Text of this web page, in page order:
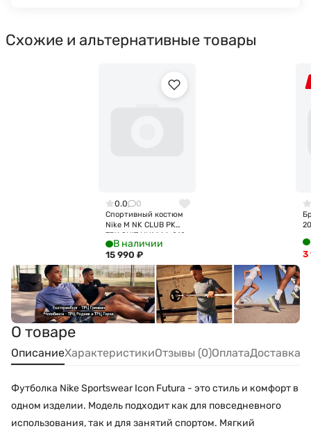
Схожие и альтернативные товары
0.0 0
Спортивный костюм
Nike M NK CLUB PK
TRK SUIT HV1444-010
В наличии
15 990 ₽ 3
О товаре
ОписаниеХарактеристикиОтзывы (0)ОплатаДоставка
Футболка Nike Sportswear Icon Futura - это стиль и комфорт в
одном изделии. Модель подходит как для повседневного
использования, так и для занятий спортом. Мягкий